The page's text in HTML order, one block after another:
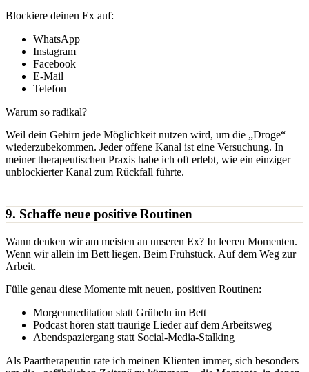
Blockiere deinen Ex auf:
WhatsApp
Instagram
Facebook
E-Mail
Telefon
Warum so radikal?
Weil dein Gehirn jede Möglichkeit nutzen wird, um die „Droge“
wiederzubekommen. Jeder offene Kanal ist eine Versuchung. In
meiner therapeutischen Praxis habe ich oft erlebt, wie ein einziger
unblockierter Kanal zum Rückfall führte.
9. Schaffe neue positive Routinen
Wann denken wir am meisten an unseren Ex? In leeren Momenten.
Wenn wir allein im Bett liegen. Beim Frühstück. Auf dem Weg zur
Arbeit.
Fülle genau diese Momente mit neuen, positiven Routinen:
Morgenmeditation statt Grübeln im Bett
Podcast hören statt traurige Lieder auf dem Arbeitsweg
Abendspaziergang statt Social-Media-Stalking
Als Paartherapeutin rate ich meinen Klienten immer, sich besonders